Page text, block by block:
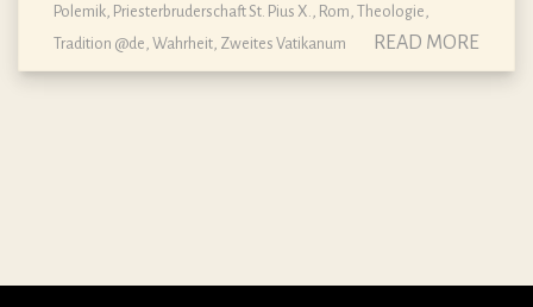
Polemik, Priesterbruderschaft St. Pius X., Rom, Theologie,
Tradition @de, Wahrheit, Zweites Vatikanum READ MORE